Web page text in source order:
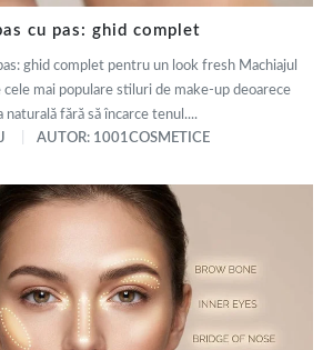
cu pas: ghid complet
ghid complet pentru un look fresh Machiajul
mai populare stiluri de make-up deoarece
fără să încarce tenul....
AUTOR: 1001COSMETICE